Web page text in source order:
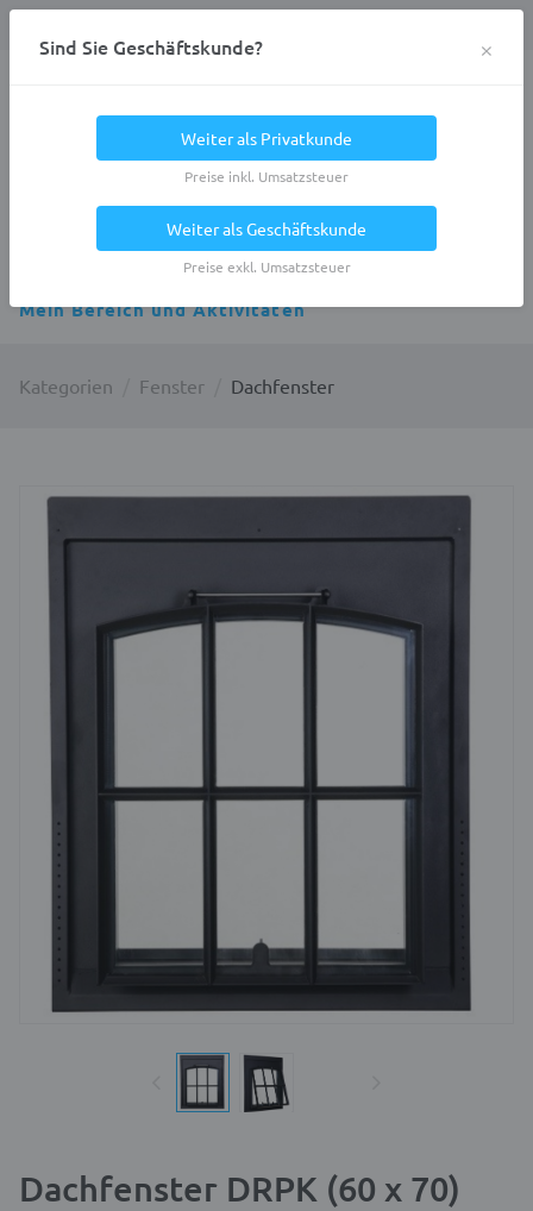
Mein Bereich und Aktivitäten
Kategorien Fenster Dachfenster
Dachfenster DRPK (60 x 70)
Sind Sie Geschäftskunde? ×
Weiter als Privatkunde
Preise inkl. Umsatzsteuer
Weiter als Geschäftskunde
Preise exkl. Umsatzsteuer